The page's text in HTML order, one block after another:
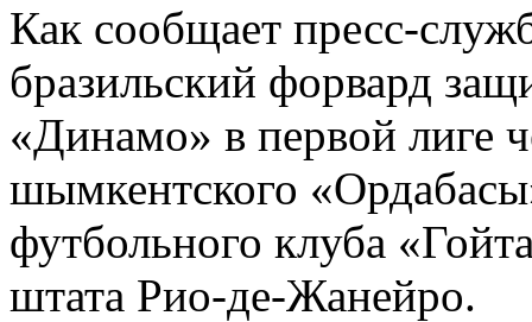
Как сообщает пресс-
бразильский форвард
«Динамо» в первой лиге
шымкентского
футбольного клуба
штата Рио-де-Жанейро.